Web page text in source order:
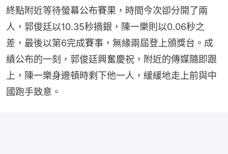
終點附近等待螢幕公布賽果，時間今次卻分開了兩
人，郭俊廷以10.35秒摘銀，陳一樂則以0.06秒之
差，最後以第6完成賽事，無緣兩屆登上頒獎台。成
績公布的一刻，郭俊廷興奮慶祝，附近的傳媒隨即跟
上，陳一樂身邊頓時剩下他一人，緩緩地走上前與中
國跑手致意。